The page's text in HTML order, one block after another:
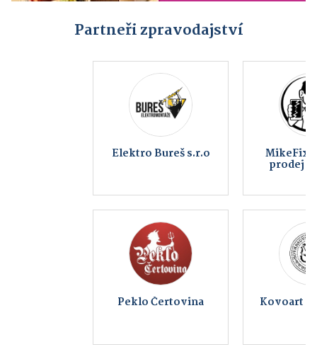
Partneři zpravodajství
Elektro Bureš s.r.o MikeFix, servis a
prodej telefonů
Peklo Čertovina Kovoart Vojtěchov